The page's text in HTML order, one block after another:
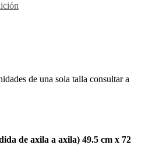
de una sola talla consultar a
de axila a axila) 49.5 cm x 72